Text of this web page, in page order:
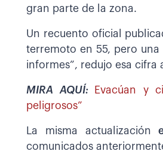
gran parte de la zona.
Un recuento oficial
terremoto en 55, pero
informes”, redujo esa cifra
MIRA AQUÍ:
Evacúan y
peligrosos”
La misma actualización
comunicados